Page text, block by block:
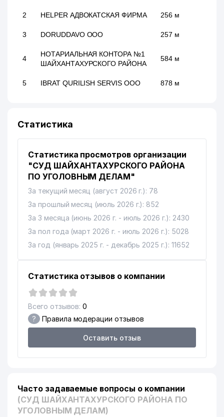
2 HELPER АДВОКАТСКАЯ ФИРМА 256 м
3 DORUDDAVO ООО 257 м
4
НОТАРИАЛЬНАЯ КОНТОРА №1
ШАЙХАНТАХУРСКОГО РАЙОНА
584 м
5 IBRAT QURILISH SERVIS ООО 878 м
Статистика
Статистика просмотров организации
"СУД ШАЙХАНТАХУРСКОГО РАЙОНА
ПО УГОЛОВНЫМ ДЕЛАМ"
За текущий месяц (август 2026 г.): 78
За прошлый месяц (июль 2026 г.): 852
За 3 месяца (июнь 2026 г. - июль 2026 г.): 2430
За пол года (март 2026 г. - июль 2026 г.): 5028
За год (январь 2025 г. - декабрь 2025 г.): 11652
Статистика отзывов о компании
Всего отзывов: 0
? Правила модерации отзывов
Оставить отзыв
Часто задаваемые вопросы о компании
(СУД ШАЙХАНТАХУРСКОГО РАЙОНА ПО
УГОЛОВНЫМ ДЕЛАМ)